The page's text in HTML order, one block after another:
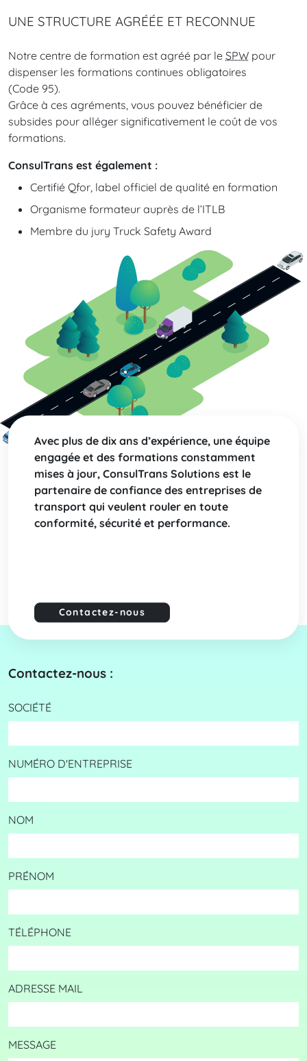
UNE STRUCTURE AGRÉÉE ET RECONNUE
Notre centre de formation est agréé par le SPW pour
dispenser les formations continues obligatoires
(Code 95).
Grâce à ces agréments, vous pouvez bénéficier de
subsides pour alléger significativement le coût de vos
formations.
ConsulTrans est également :
Certifié Qfor, label officiel de qualité en formation
Organisme formateur auprès de l’ITLB
Membre du jury Truck Safety Award
Avec plus de dix ans d’expérience, une équipe
engagée et des formations constamment
mises à jour, ConsulTrans Solutions est le
partenaire de confiance des entreprises de
transport qui veulent rouler en toute
conformité, sécurité et performance.
Contactez-nous
Contactez-nous :
SOCIÉTÉ
NUMÉRO D'ENTREPRISE
NOM
PRÉNOM
TÉLÉPHONE
ADRESSE MAIL
MESSAGE